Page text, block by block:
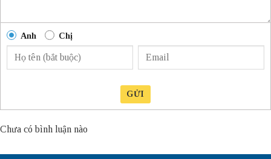
Anh Chị
GỬI
Chưa có bình luận nào